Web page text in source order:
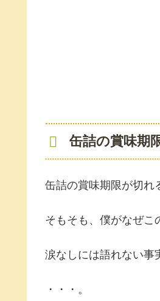
缶詰の賞味期
缶詰の賞味期限が切れ
そもそも、僕がなぜこ
涙なしには語れない事
・・・。